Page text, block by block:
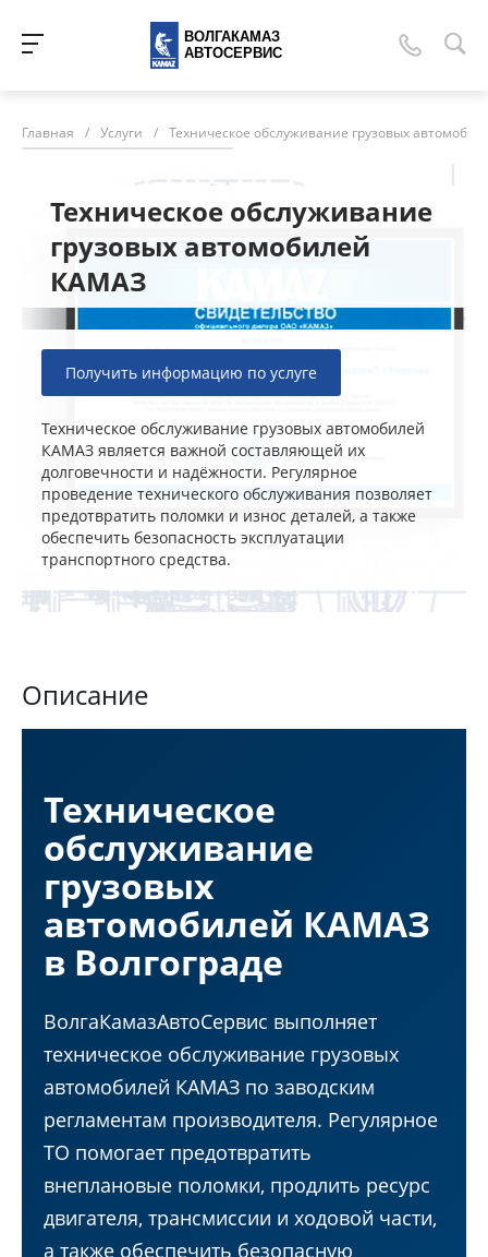
ВОЛГАКАМАЗ
АВТОСЕРВИС
Главная / Услуги / Техническое обслуживание грузовых
Техническое обслуживание
грузовых автомобилей
КАМАЗ
Получить информацию по услуге
Техническое обслуживание грузовых автомобилей
КАМАЗ является важной составляющей их
долговечности и надёжности. Регулярное
проведение технического обслуживания позволяет
предотвратить поломки и износ деталей, а также
обеспечить безопасность эксплуатации
транспортного средства.
Описание
Техническое
обслуживание
грузовых
автомобилей КАМАЗ
в Волгограде
ВолгаКамазАвтоСервис выполняет
техническое обслуживание грузовых
автомобилей КАМАЗ по заводским
регламентам производителя. Регулярное
ТО помогает предотвратить
внеплановые поломки, продлить ресурс
двигателя, трансмиссии и ходовой части,
а также обеспечить безопасную